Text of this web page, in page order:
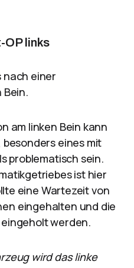
OP links
nach einer
am linken Bein kann
eines mit
problematisch sein.
ist hier
eine Wartezeit von
eingehalten und die
werden.
wird das linke